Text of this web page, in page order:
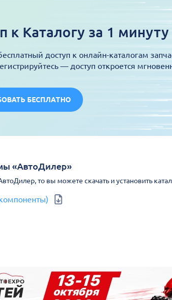
к Каталогу за 1 минуту
доступ к онлайн-каталогам
— доступ откроется
БЕСПЛАТНО
«АвтоДилер»
то вы можете скачать и установить